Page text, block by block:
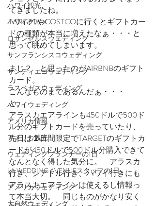
ハワイ観光
ハワイグルメ
ロサンゼルスウェディング
サンフランシスコウェディング
サンディエゴウェディング
ラスベガスウェディング
ハワイウェディング
アメリカ情報
アメリカ観光
ウェディングプランナーの1日
LA WEDDING AVENUEスタッフの1日
アメリカウェディング
大自然ウェディング
てきましたね。
TARGETやCOSTCOに行くとギフトカー
ドの種類が本当に増えたなぁ・・・と
思って眺めてしまいます。
まじ？　と思ったのがAIRBNBのギフト
カード。
こんなものまであるんだぁ・・・
と。
アラスカエアラインも450ドルで500ド
ル分のギフトカードを売っていたり、
先日は２日間限定でTARGETのギフトカ
ードが450ドルで500ドル分購入できて
なんとなく得した気分に。　アラスカ
行き、シアトル行き、ハワイ行きにも
アラスカエアラインは使えるし情報っ
て本当大切。　同じものがかなり安く